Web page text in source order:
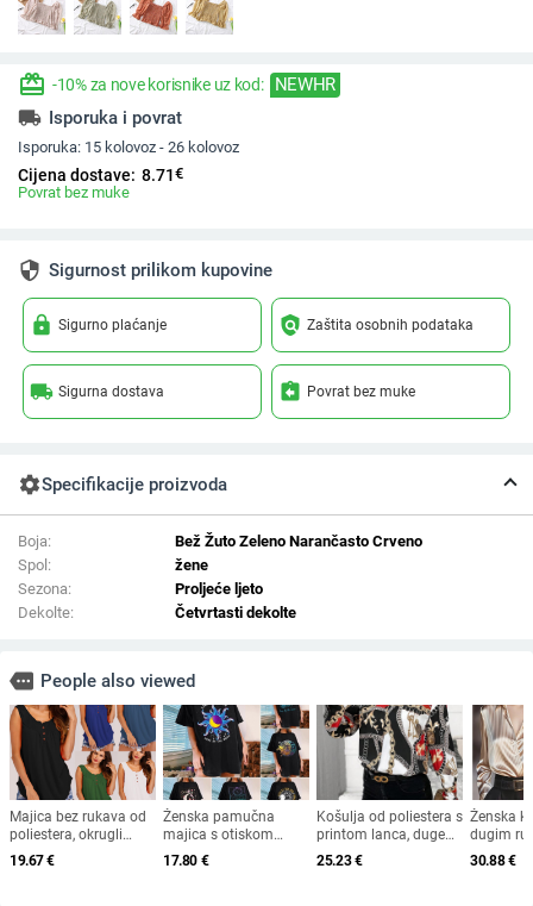
redeem -10% za nove korisnike uz kod: NEWHR
local_shipping Isporuka i povrat
Isporuka: 15 kolovoz - 26 kolovoz
Cijena dostave: 8.71€
Povrat bez muke
security Sigurnost prilikom kupovine
lock Sigurno plaćanje policy Zaštita osobnih podataka
local_shipping Sigurna dostava assignment_return Povrat bez muke
settingsSpecifikacije proizvoda
Boja:
Bež Žuto Zeleno Narančasto Crveno
Spol:
žene
Sezona:
Proljeće ljeto
Dekolte:
Četvrtasti dekolte
more People also viewed
Majica bez rukava od
poliestera, okrugli
izrez, ležernog kroja, s
naborima
19.67€
Ženska pamučna
majica s otiskom
Mjesec i Sunce, kratki
rukavi, okrugli izrez,
17.80 €
Košulja od poliestera s
printom lanca, duge
rukave, ovratnik
košulje, poslovni stil
25.23€
Ženska
dugim
karirani
ovratnik
30.88€